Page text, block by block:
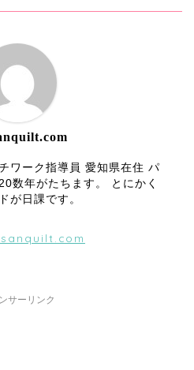
ワーク指導員 愛知県在住 パ
数年がたちます。 とにかく
が日課です。
サーリンク